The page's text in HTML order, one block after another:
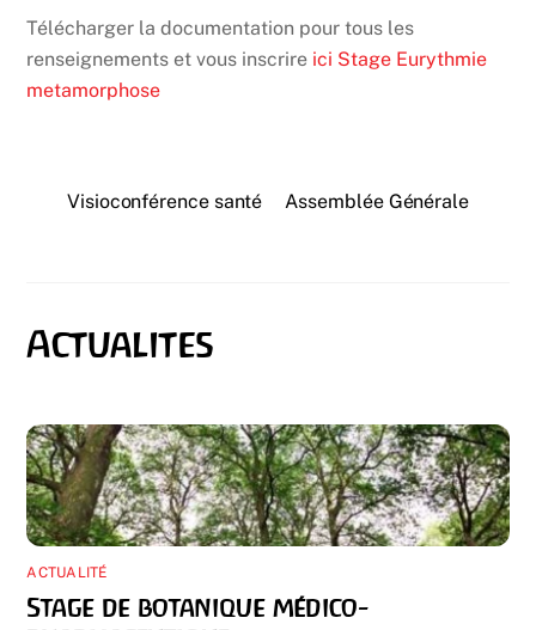
Télécharger la documentation pour tous les
renseignements et vous inscrire ici Stage Eurythmie
metamorphose
Visioconférence santé Assemblée Générale
ACTUALITÉ
Stage de botanique médico-